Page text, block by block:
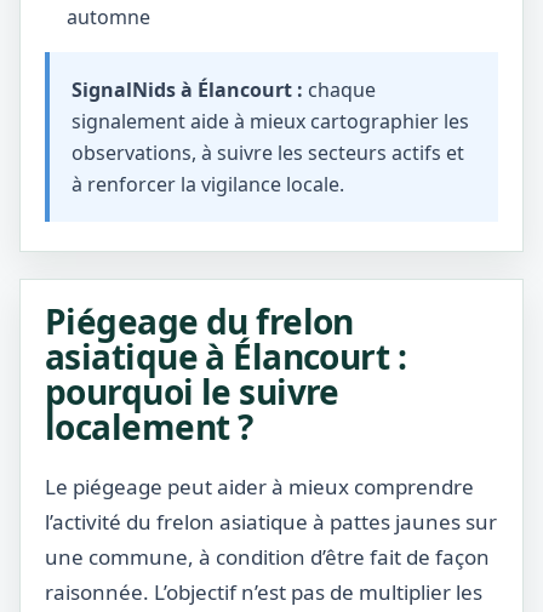
automne
SignalNids à Élancourt : chaque
signalement aide à mieux cartographier les
observations, à suivre les secteurs actifs et
à renforcer la vigilance locale.
Piégeage du frelon
asiatique à Élancourt :
pourquoi le suivre
localement ?
Le piégeage peut aider à mieux comprendre
l’activité du frelon asiatique à pattes jaunes sur
une commune, à condition d’être fait de façon
raisonnée. L’objectif n’est pas de multiplier les